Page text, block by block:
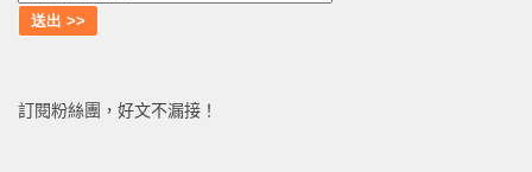
訂閱粉絲團，好文不漏接！